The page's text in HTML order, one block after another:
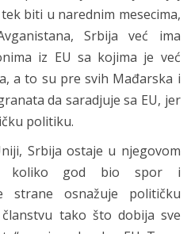
biti u narednim mesecima,
Srbija već ima
iz EU sa kojima je već
a to su pre svih Mađarska i
da saradjuje sa EU, jer
politiku.
Srbija ostaje u njegovom
koliko god bio spor i
strane osnažuje političku
tako što dobija sve